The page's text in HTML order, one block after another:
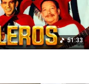
51:33